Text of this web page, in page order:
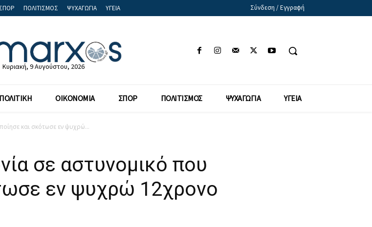
ΠΟΛΙΤΙΣΜΟΣ ΨΥΧΑΓΩΓΙΑ ΥΓΕΙΑ Σύνδεση / Εγγραφή
Κυριακή, 9 Αυγούστου, 2026
ΠΟΛΙΤΙΚΗ ΟΙΚΟΝΟΜΙΑ ΣΠΟΡ ΠΟΛΙΤΙΣΜΟΣ ΨΥΧΑΓΩΓΙΑ ΥΓΕΙΑ
και σκότωσε εν ψυχρώ...
σε αστυνομικό που
εν ψυχρώ 12χρονο